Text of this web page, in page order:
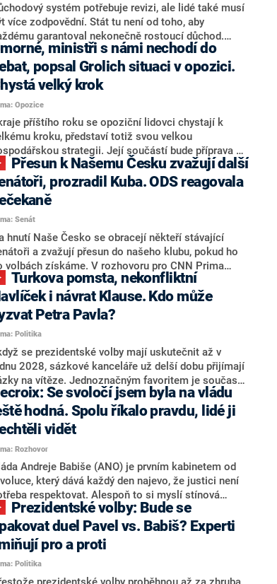
systém potřebuje revizi, ale lidé také musí
více zodpovědní. Stát tu není od toho, aby
garantoval nekonečně rostoucí důchod.
tu nový systém a my ho představíme,řekl
Jihočeského kraje a předseda hnutí Naše
Martin Kuba v rozhovoru pro CNN Prima NEWS.
státu pak podle něj nemůže být člověk, který by
zájmů omezoval čerpání financí a rozvoj,
Řešení u Andreje Babiše ale hodnotit nechtěl.
ministři s námi nechodí do
popsal Grolich situaci v opozici.
velký krok
Opozice
příštího roku se opoziční lidovci chystají k
kroku, představí totiž svou velkou
strategii. Její součástí bude příprava na
populace, řekl ve středu na setkání s novináři
předseda lidovců Jan Grolich. Ten zároveň v
volbách kandiduje ve Vyškově. Popsal i
opozice, o níž vládní strany nebo političtí
mluví jako o slabé a v defenzivě. „Je to
práce upozorňovat na chyby vlády. Ministři s
navíc nechodí do debat. Chceme ale ukazovat
témata,“ odpověděl Grolich na dotaz CNN Prima
prozradil Kuba. ODS reagovala
Senát
hnutí Naše Česko se obracejí někteří stávající
a zvažují přesun do našeho klubu, pokud ho
volbách získáme. V rozhovoru pro CNN Prima
to řekl zakladatel hnutí a jihočeský hejtman
Kuba. Konkrétní nebyl, ale získat by takto mohl
senátora Zdeňka Hrabu, který je dnes
klubu ODS a TOP 09. Hraba to na dotaz
nevyloučil. Předseda klubu senátorů ODS
Nytra redakci řekl, že počítá s odchodem
senátorů z klubu a že Naše Česko není
ale soupeř.
i návrat Klause. Kdo může
Petra Pavla?
Politika
se prezidentské volby mají uskutečnit až v
2028, sázkové kanceláře už delší dobu přijímají
na vítěze. Jednoznačným favoritem je současná
státu Petr Pavel. Daleko za ním pak bookmakeři
dva výrazné politiky ANO, tedy premiéra
Babiše a ministra průmyslu Karla Havlíčka.
tipem samotných sázkařů je poslanec za
Filip Turek. Politolog Jan Kubáček nicméně
kandidatuře kohokoliv ze zmíněné trojice
pochybuje. Podle něj současná koalice dosud
osobu, která by Pavlovi mohla konkurovat.
Se svoločí jsem byla na vládu
hodná. Spolu říkalo pravdu, lidé ji
vidět
Rozhovor
Andreje Babiše (ANO) je prvním kabinetem od
který dává každý den najevo, že justici není
respektovat. Alespoň to si myslí stínová
spravedlnosti ODS Eva Decroix. V
pro CNN Prima NEWS si nebrala servítky
politického výkonu svého nástupce Jeronýma
(za ANO) či vládní zmocněnkyně pro lidská
Taťány Malé (ANO). Označením „svoloč“ na
vlády prý byla ještě hodná. Decroix se také
duel Pavel vs. Babiš? Experti
pro a proti
Politika